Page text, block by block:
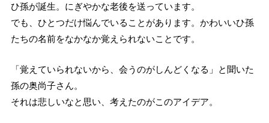
ひ孫が誕生。にぎやかな老後を送っています。
でも、ひとつだけ悩んでいることがあります。かわいいひ孫
たちの名前をなかなか覚えられないことです。
「覚えていられないから、会うのがしんどくなる」と聞いた
孫の奥尚子さん。
それは悲しいなと思い、考えたのがこのアイデア。